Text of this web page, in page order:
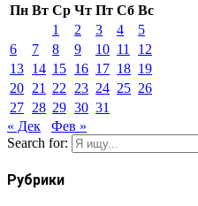
Пн Вт Ср Чт Пт Сб Вс
1
2 3 4
5
6
7 8 9 10 11
12
13 14 15 16 17 18 19
20 21 22 23 24 25 26
27 28 29 30 31
« Дек
Фев »
Search for:
Рубрики